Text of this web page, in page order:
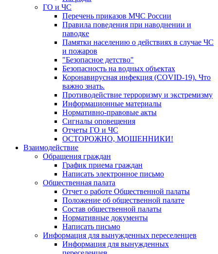
ГО и ЧС
Перечень приказов МЧС России
Правила поведения при наводнении и
паводке
Памятки населению о действиях в случае ЧС
и пожаров
"Безопасное детство"
Безопасность на водных объектах
Коронавирусная инфекция (COVID-19). Что
важно знать.
Противодействие терроризму и экстремизму
Информационные материалы
Нормативно-правовые акты
Сигналы оповещения
Отчеты ГО и ЧС
ОСТОРОЖНО, МОШЕННИКИ!
Взаимодействие
Обращения граждан
График приема граждан
Написать электронное письмо
Общественная палата
Отчет о работе Общественной палаты
Положение об общественной палате
Состав общественной палаты
Нормативные документы
Написать письмо
Информация для вынужденных переселенцев
Информация для вынужденных